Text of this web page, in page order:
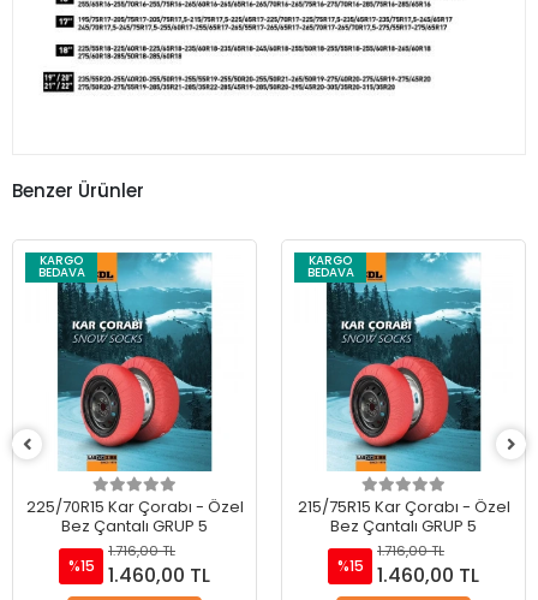
Benzer Ürünler
KARGO
BEDAVA
225/70R15 Kar Çorabı - Özel
Bez Çantalı GRUP 5
%15
1.716,00 TL
1.460,00 TL
KARGO
BEDAVA
215/75R15 Kar Çorabı - Özel
Bez Çantalı GRUP 5
%15
1.716,00 TL
1.460,00 TL